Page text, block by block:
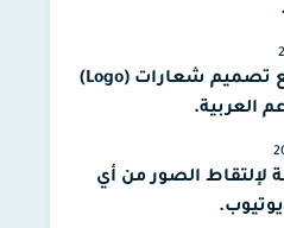
أفضل مواقع تصميم شعارات (Logo)
العربية.
لإلتقاط الصور من أي
يوتيوب.